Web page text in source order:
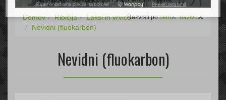
Domov Ribičija
Laksi in vrvice
Nevidni (fluokarbon)
Razvrsti po:ceni nazivu
Nevidni (fluokarbon)